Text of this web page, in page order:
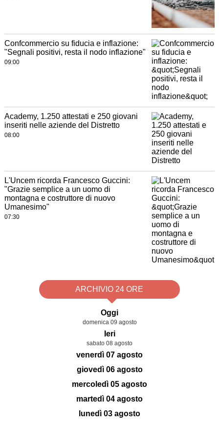
Confcommercio su fiducia e inflazione:
"Segnali positivi, resta il nodo inflazione"
09:00
Academy, 1.250 attestati e 250 giovani
inseriti nelle aziende del Distretto
08:00
L'Uncem ricorda Francesco Guccini:
"Grazie semplice a un uomo di
montagna e costruttore di nuovo
Umanesimo"
07:30
ARCHIVIO 24 ORE
Oggi
domenica 09 agosto
Ieri
sabato 08 agosto
venerdì 07 agosto
giovedì 06 agosto
mercoledì 05 agosto
martedì 04 agosto
lunedì 03 agosto